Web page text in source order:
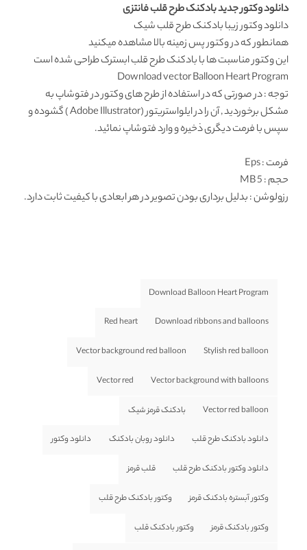
دانلود وکتور جدید بادکنک طرح قلب فانتزی
دانلود وکتورزیبا بادکنک طرح قلب شیک
همانطور که دروکتور پس زمینهبالا مشاهده میکنید
اینوکتور مناسبت هابا بادکنک طرح قلب ابسترک طراحی شده است
Download vector Balloon Heart Program
توجه : در صورتی که در استفاده از طرح های وکتور در فتوشاپ به
مشکل برخوردید , آن را در ایلواستریتور (Adobe Illustrator ) گشوده و
سپس با فرمت دیگری ذخیره و وارد فتوشاپ نمائید.
فرمت: Eps
حجم : 5 MB
رزولوشن: بدلیل برداری بودن تصویر در هر ابعادی با کیفیت ثابت دارد.
Download Balloon Heart Program
Download ribbons and balloons
Red heart
Stylish red balloon
Vector background red balloon
Vector background with balloons
Vector red
Vector red balloon بادکنک قرمز شیک
دانلود بادکنک طرح قلب دانلود روبان بادکنک دانلود وکتور
دانلود وکتور بادکنک طرح قلب قلب قرمز
وکتور آبستره بادکنک قرمز وکتور بادکنک طرح قلب
وکتور بادکنک قرمز وکتور بادکنک قلب